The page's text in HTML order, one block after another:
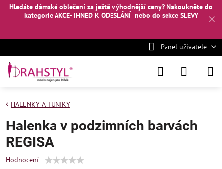
✕
Hledáte dámské oblečení za ještě výhodnější ceny? Nakoukněte do
kategorie AKCE- IHNED K ODESLÁNÍ nebo do sekce SLEVY
Panel uživatele
HALENKY A TUNIKY
Halenka v podzimních barvách
REGISA
Hodnocení